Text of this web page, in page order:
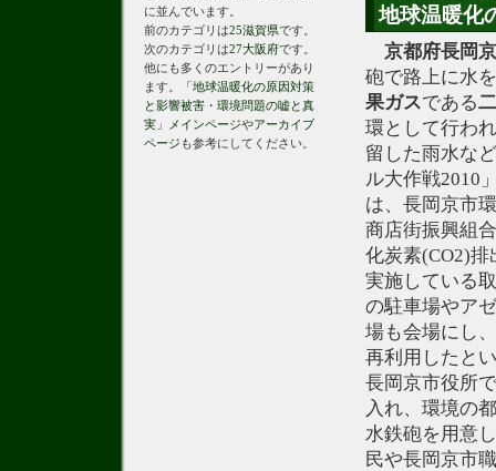
地球温暖化
京都府長岡
砲で路上に水
果ガスである
環として行わ
留した雨水な
ル大作戦2010
は、長岡京市
商店街振興組
化炭素(CO2)
実施している
の駐車場やア
場も会場にし
再利用したと
長岡京市役所
入れ、環境の
水鉄砲を用意
民や長岡京市
に並んでいます。
前のカテゴリは25滋賀県です。
次のカテゴリは27大阪府です。
他にも多くのエントリーがあり
ます。
「地球温暖化の原因対策
と影響被害・環境問題の嘘と真
実」メインページやアーカイブ
ページ も参考にしてください。